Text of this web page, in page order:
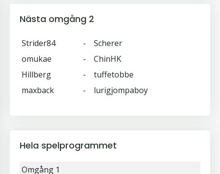
Nästa omgång 2
Strider84 -
Scherer
omukae
-
ChinHK
Hillberg
-
tuffetobbe
maxback
- lurigjompaboy
Hela spelprogrammet
Omgång 1